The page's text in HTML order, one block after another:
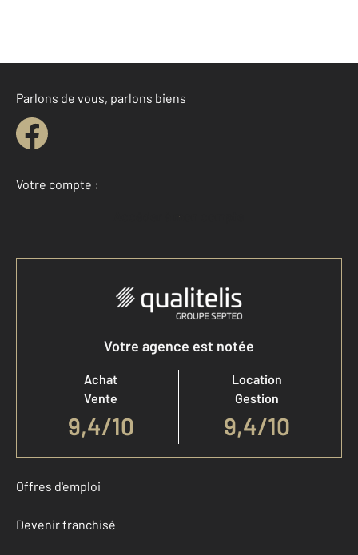
Parlons de vous, parlons biens
Votre compte :
Accéder à mon compte
Votre agence est notée
Achat
Vente
9,4/10
Location
Gestion
9,4/10
Offres d'emploi
Devenir franchisé